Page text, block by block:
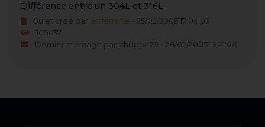
Différence entre un 304L et 316L
Sujet créé par asdetrefle - 25/02/2005 17:04:03
105437
Dernier message par philippe79 - 28/02/2005 19:21:08